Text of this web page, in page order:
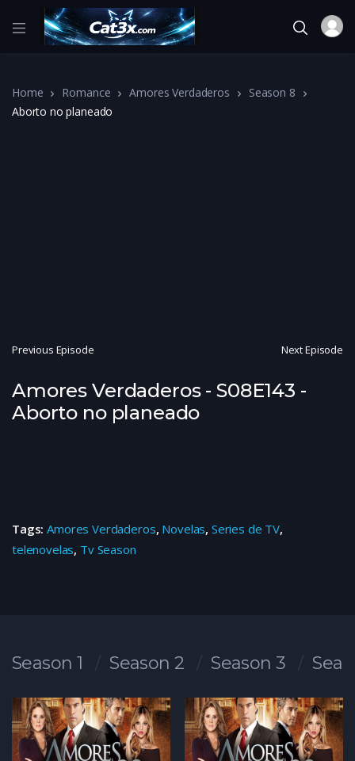
Home Romance Amores Verdaderos
Season 8
Aborto no planeado
Previous Episode Next Episode
Amores Verdaderos - S08E143 -
Aborto no planeado
Tags:Amores Verdaderos, Novelas, Series de TV,
telenovelas, Tv Season
Season 1 Season 2 Season 3